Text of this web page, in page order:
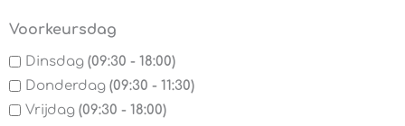
Voorkeursdag
Dinsdag (09:30 - 18:00)
Donderdag (09:30 - 11:30)
Vrijdag (09:30 - 18:00)